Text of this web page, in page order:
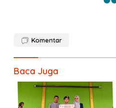
Komentar
Baca Juga